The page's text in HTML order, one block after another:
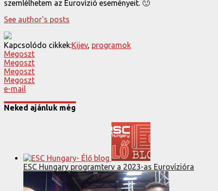
szemlélhetem az Eurovízió eseményeit. 🙂
See author's posts
Kapcsolódo cikkek:Kijev, programok
Megoszt
Megoszt
Megoszt
Megoszt
e-mail
Neked ajánluk még
ESC Hungary programterv a 2023-as Eurovízióra